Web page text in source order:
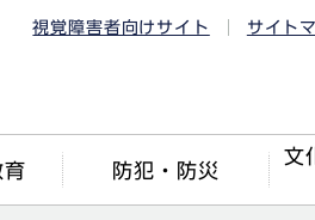
視覚障害者向けサイト サイト
育 防犯・防災
文